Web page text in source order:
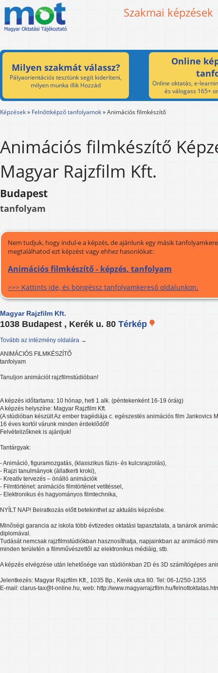
Szakmai képzések
Milyen szakmát válassz?
Pályaorientációs tesztünk segít kideríteni,
milyen munka illik Hozzád
Online
Online oktatás, e-
és válogass 165+
Képzések» Felnőttképző tanfolyamok»Animációs filmkészítő
Animációs filmkészítő
Magyar Rajzfilm Kft.
Budapest
tanfolyam
Nem tudjuk, hogy indul-e a képzés, de ajánlunk egy másik
megtalálhatod ezt képzést vagy ehhez hasonlókat:
Animációs filmkészítő - képzés, tanfolyam
>>> Kattints ide, és böngéssz tanfolyamkereső oldalunkon.
Magyar Rajzfilm Kft.
1038 Budapest , Kerék u. 80 Térkép
Tovább az intézmény oldalára →
ANIMÁCIÓS FILMKÉSZÍTŐ
tanfolyam
Tanuljon animációt rajzfilmstúdióban!
A képzés időtartama: 10 hónap, heti 1 alk. (péntekenként 16-19 óráig)
A képzés helyszíne: Magyar Rajzfilm Kft.
(A stúdióban készült Az ember tragédiája c. egészestés animációs film Jankovics
16 éves kortól várunk minden érdeklődőt!
Felvételizőknek is ajánljuk!
Tantárgyak:
- Animáció, figuramozgatás, (klasszikus fázis- és kulcsrajzolás),
- Rajzi tanulmányok (állatkerti kroki),
- Kreatív tervezés – önálló animációk
- Filmtörténet: animációs filmtörténet vetítéssel,
- Elektronikus és hagyományos filmtechnika,
NYÍLT NAP! Beiratkozás előtt betekinthet az aktuális képzésbe.
Minőségi garancia az iskola több évtizedes oktatási tapasztalata, a tanárok
diplomával.
Tudását nemcsak rajzfilmstúdiókban hasznosíthatja, napjainkban az animáció
minden területén a filmművészettől az elektronikus médiáig, stb.
A képzés elvégzése után lehetősége van stúdiónkban 2D és 3D számítógépes
Jelentkezés: Magyar Rajzfilm Kft., 1035 Bp., Kerék utca 80. Tel: 06-1/250-1355
E-mail: clarus-tax@t-online.hu, web: http://www.magyarrajzfilm.hu/